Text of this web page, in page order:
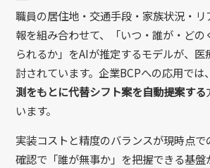
職員の居住地・交通手段・家族状況・
報を組み合わせて、「いつ・誰が・どの
られるか」をAIが推定するモデルが、医
討されています。企業BCPへの応用では
測をもとに代替シフト案を自動提案する
います。
実装コストと精度のバランスが現時点
確認で「誰が無事か」を把握できる基盤